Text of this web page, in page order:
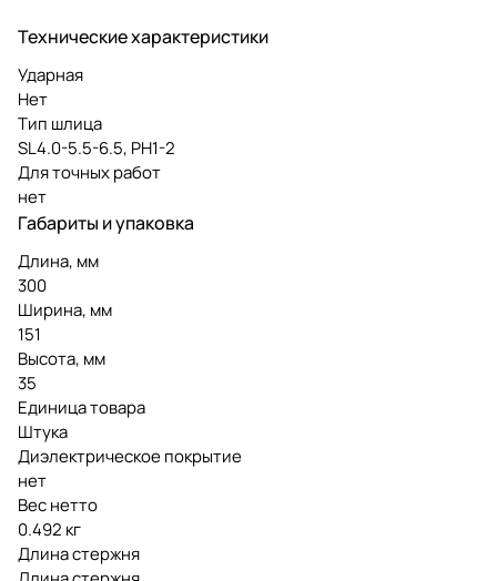
Технические характеристики
Ударная
Нет
Тип шлица
SL4.0-5.5-6.5, PH1-2
Для точных работ
нет
Габариты и упаковка
Длина, мм
300
Ширина, мм
151
Высота, мм
35
Единица товара
Штука
Диэлектрическое покрытие
нет
Вес нетто
0.492 кг
Длина стержня